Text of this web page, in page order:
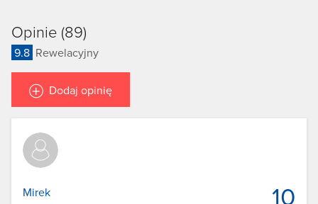
Opinie (89)
9.8 Rewelacyjny
Dodaj opinię
10
Mirek